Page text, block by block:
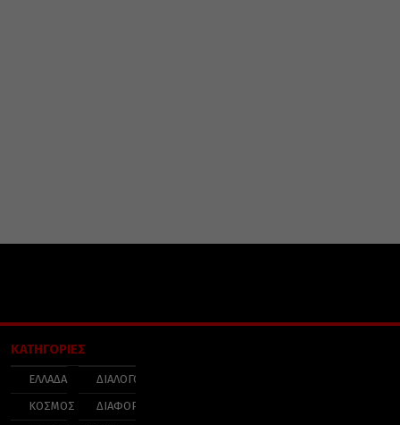
ΚΑΤΗΓΟΡΙΕΣ
ΕΛΛΑΔΑ
ΚΟΣΜΟΣ
ΔΙΑΛΟΓΟΣ
ΔΙΑΦΟΡΑ